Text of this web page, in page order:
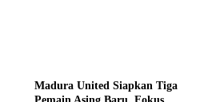
Madura United Siapkan Tiga